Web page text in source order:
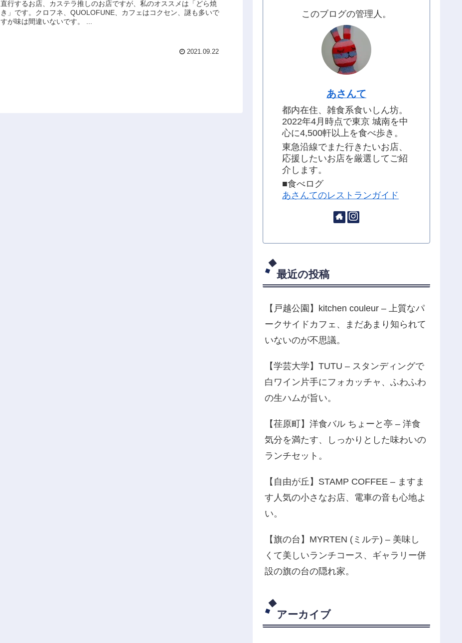
直行するお店、カステラ推しのお店ですが、私のオススメは「どら焼
き」です。クロフネ、QUOLOFUNE、カフェはコクセン、謎も多いで
すが味は間違いないです。 ...
2021.09.22
このブログの管理人。
あさんて
都内在住、雑食系食いしん坊。
2022年4月時点で東京 城南を中
心に4,500軒以上を食べ歩き。
東急沿線でまた行きたいお店、
応援したいお店を厳選してご紹
介します。
■食べログ
あさんてのレストランガイド
最近の投稿
【戸越公園】kitchen couleur – 上質なパ
ークサイドカフェ、まだあまり知られて
いないのが不思議。
【学芸大学】TUTU – スタンディングで
白ワイン片手にフォカッチャ、ふわふわ
の生ハムが旨い。
【荏原町】洋食バル ちょーと亭 – 洋食
気分を満たす、しっかりとした味わいの
ランチセット。
【自由が丘】STAMP COFFEE – ますま
す人気の小さなお店、電車の音も心地よ
い。
【旗の台】MYRTEN (ミルテ) – 美味し
くて美しいランチコース、ギャラリー併
設の旗の台の隠れ家。
アーカイブ